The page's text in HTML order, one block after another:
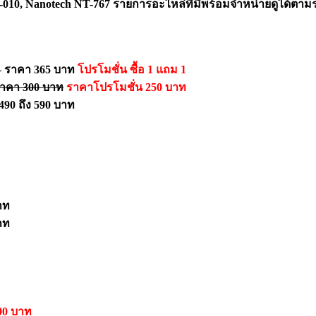
010, Nanotech NT-767 รายการอะไหล่ที่มีพร้อมจำหน่ายดูได้ตา
ราคา 365 บาท โปรโมชั่น ซื้อ 1 แถม 1
คา 300 บาท ราคาโปรโมชั่น 250 บาท
ถึง 590 บาท
ท
ท
บาท